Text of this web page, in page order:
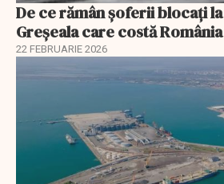
De ce rămân șoferii blocați
Greșeala care costă
22 FEBRUARIE 2026